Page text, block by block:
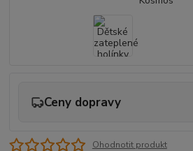
Ceny dopravy
Ohodnotit produkt